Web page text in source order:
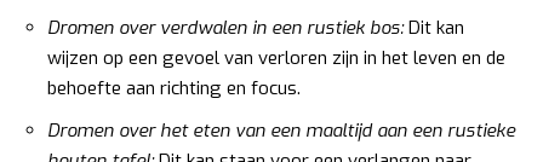
Dromen over verdwalen in een rustiek bos:Dit kan
wijzen op een gevoel van verloren zijn in het leven en de
behoefte aan richting en focus.
Dromen over het eten van een maaltijd aan een rustieke